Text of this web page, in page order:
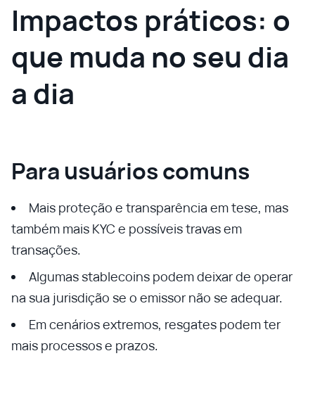
Impactos práticos: o
que muda no seu dia
a dia
Para usuários comuns
Mais proteção e transparência em tese, mas
também mais KYC e possíveis travas em
transações.
Algumas stablecoins podem deixar de operar
na sua jurisdição se o emissor não se adequar.
Em cenários extremos, resgates podem ter
mais processos e prazos.